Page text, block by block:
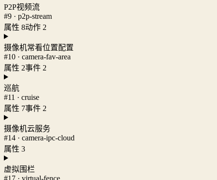
P2P视频流
#9 · p2p-stream
属性 8动作 2
摄像机常看位置配置
#10 · camera-fav-area
属性 2事件 2
巡航
#11 · cruise
属性 7事件 2
摄像机云服务
#14 · camera-ipc-cloud
属性 3
虚拟围栏
#17 · virtual-fence